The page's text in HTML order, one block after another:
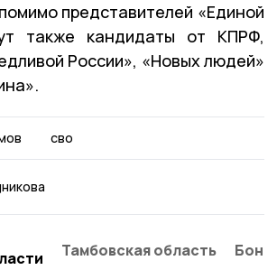
представителей «Единой
также кандидаты от КПРФ,
России», «Новых людей»
сво
Тамбовская область